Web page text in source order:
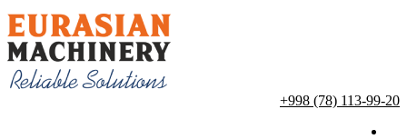
+998 (78) 113-99-20